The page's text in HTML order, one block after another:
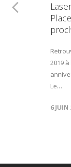
2019
Le…
6 JUIN